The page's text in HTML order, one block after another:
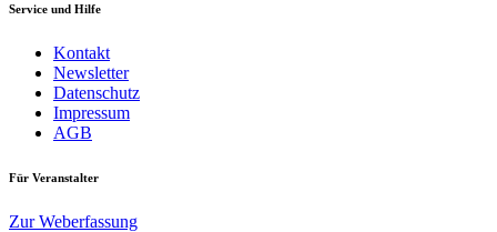
Service und Hilfe
Kontakt
Newsletter
Datenschutz
Impressum
AGB
Für Veranstalter
Zur Weberfassung